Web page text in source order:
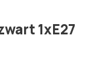
1xE27